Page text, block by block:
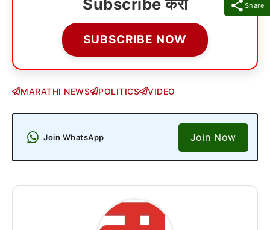
Share
Subscribe करा
SUBSCRIBE NOW
MARATHI NEWS POLITICS VIDEO
Join WhatsApp Join Now